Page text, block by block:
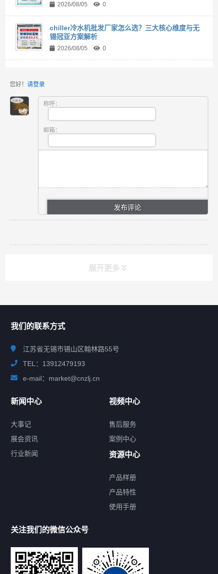
2026/08/05 0
chiller冷水机批发厂家怎么选？三大核心维度与无
锡冠亚方案解析
2026/08/05 0
您好！ 请登录
称呼：
邮箱：
展开更多
提交您的需求，免费获取产品资料
--亦可拨打我们的24小时服务咨询热线--
13912479193
我们的联系方式
江苏省无锡市锡山区翰林路55号
TEL：13912479193
e-mail：market@cnzlj.cn
新闻中心
大事记
展会资讯
行业新闻
视频中心
售后服务
案例中心
资源中心
产品样册
产品特性
使用手册
关注我们的微信公众号